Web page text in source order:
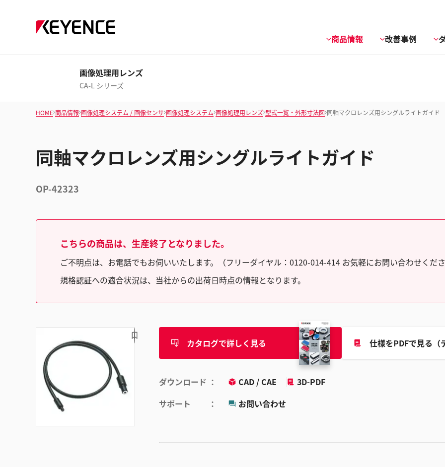
商品情報 改善事例
画像処理用レンズ
CA-L シリーズ
HOME 商品情報 画像処理システム / 画像センサ 画像処理システム 画像処理用レンズ 型式一覧・外形寸法図 同軸マクロレンズ用シングルライトガイド
同軸マクロレンズ用シングルライトガイド
OP-42323
こちらの商品は、生産終了となりました。
ご不明点は、お電話でもお伺いいたします。（フリーダイヤル：0120-014-414 お気軽にお問い合わせくだ
規格認証への適合状況は、当社からの出荷日時点の情報となります。
カタログで詳しく見る 仕様をPDFで見る（
ダウンロード CAD / CAE
3D-PDF
サポート
お問い合わせ